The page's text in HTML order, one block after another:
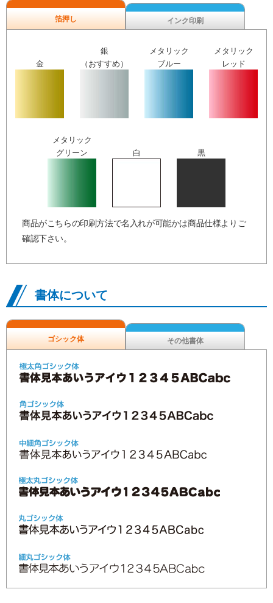
箔押し インク印刷
金
銀
（おすすめ）
メタリック
ブルー
メタリック
レッド
メタリック
グリーン
白 黒
商品がこちらの印刷方法で名入れが可能かは商品仕様よりご
確認下さい。
書体について
ゴシック体 その他書体